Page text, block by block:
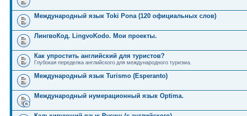
Международный язык Toki Pona (120 официальных слов)
ЛингвоКод. LingvoKodo. Мои проекты.
Как упростить английский для туристов?
Глубокая переделка английского для международного туризма.
Международный язык Turismo (Esperanto)
Международный нумерационный язык Optima.